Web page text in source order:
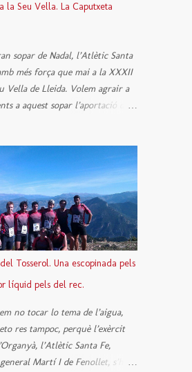
la Seu Vella. La Caputxeta
sopar de Nadal, l’Atlètic Santa
més força que mai a la XXXII
Vella de Lleida. Volem agrair a
a aquest sopar l’aportació del
vagi creixent en nombre de
de rialles. Sense vosaltres
Gràcies a tots els
altres, no. I després de gairebé un
us explicarem un conte.
literatura infantil europea que
diumenge de tardor de 2012, un
Sete, volia participar a la
la Seu Vella. Lo Sete és un
cangur del Club (El paravent
amb caputxa). És per
tothom el coneix com la
Tosserol. Una escopinada pels
líquid pels del rec.
no tocar lo tema de l’aigua,
res tampoc, perquè l’exèrcit
l’Atlètic Santa Fe,
Martí I de Fenollet, s’ha